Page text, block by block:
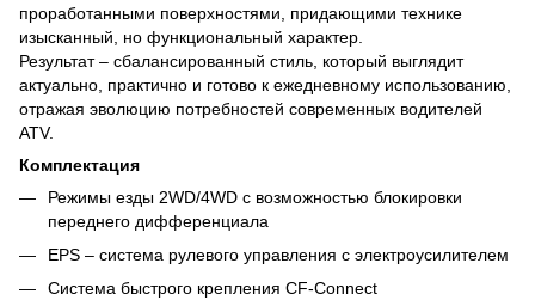
проработанными поверхностями, придающими технике
изысканный, но функциональный характер.
Результат – сбалансированный стиль, который выглядит
актуально, практично и готово к ежедневному использованию,
отражая эволюцию потребностей современных водителей
ATV.
Комплектация
Режимы езды 2WD/4WD с возможностью блокировки
переднего дифференциала
EPS – система рулевого управления с электроусилителем
Система быстрого крепления CF-Connect